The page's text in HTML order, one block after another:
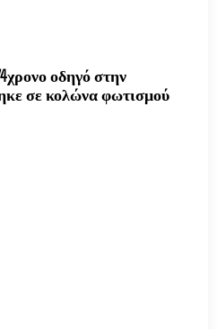
οδηγό στην
σε κολώνα φωτισμού